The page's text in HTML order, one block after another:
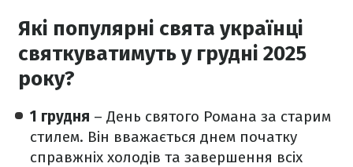
Які популярні свята українці
святкуватимуть у грудні 2025
року?
1 грудня – День святого Романа за старим
стилем. Він вважається днем початку
справжніх холодів та завершення всіх